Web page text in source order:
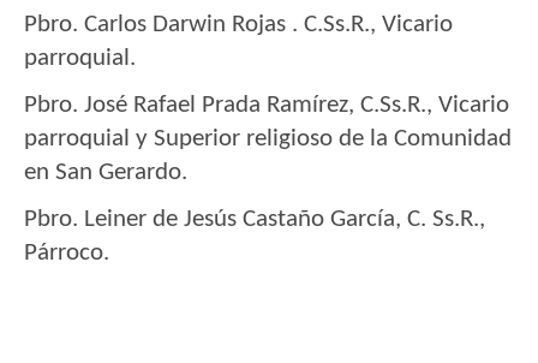
Pbro. Carlos Darwin Rojas . C.Ss.R., Vicario
parroquial.
Pbro. José Rafael Prada Ramírez, C.Ss.R., Vicario
parroquial y Superior religioso de la Comunidad
en San Gerardo.
Pbro. Leiner de Jesús Castaño García, C. Ss.R.,
Párroco.